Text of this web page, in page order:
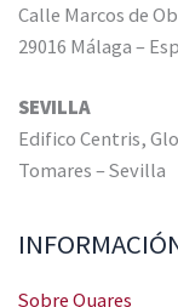
Calle Marcos de
29016 Málaga –
SEVILLA
Edifico Centris,
Tomares – Sevilla
Sobre Quares